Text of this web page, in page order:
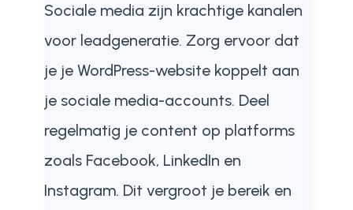
Sociale media zijn krachtige kanalen
voor leadgeneratie. Zorg ervoor dat
je je WordPress-website koppelt aan
je sociale media-accounts. Deel
regelmatig je content op platforms
zoals Facebook, LinkedIn en
Instagram. Dit vergroot je bereik en